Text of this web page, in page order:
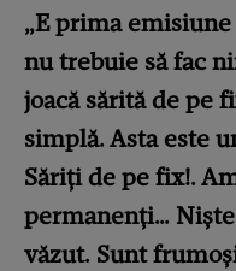
„E prima
nu trebuie să fac
joacă sărită de pe
simplă. Asta este
Săriți de pe fix!.
permanenți…
văzut. Sunt